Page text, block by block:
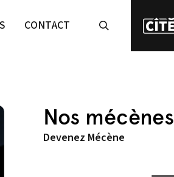
CONTACT
Nos mécènes
Devenez Mécène